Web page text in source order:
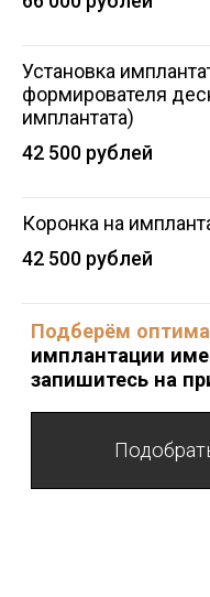
Установка
формирователя
имплантата)
42 500 рублей
Коронка на
42 500 рублей